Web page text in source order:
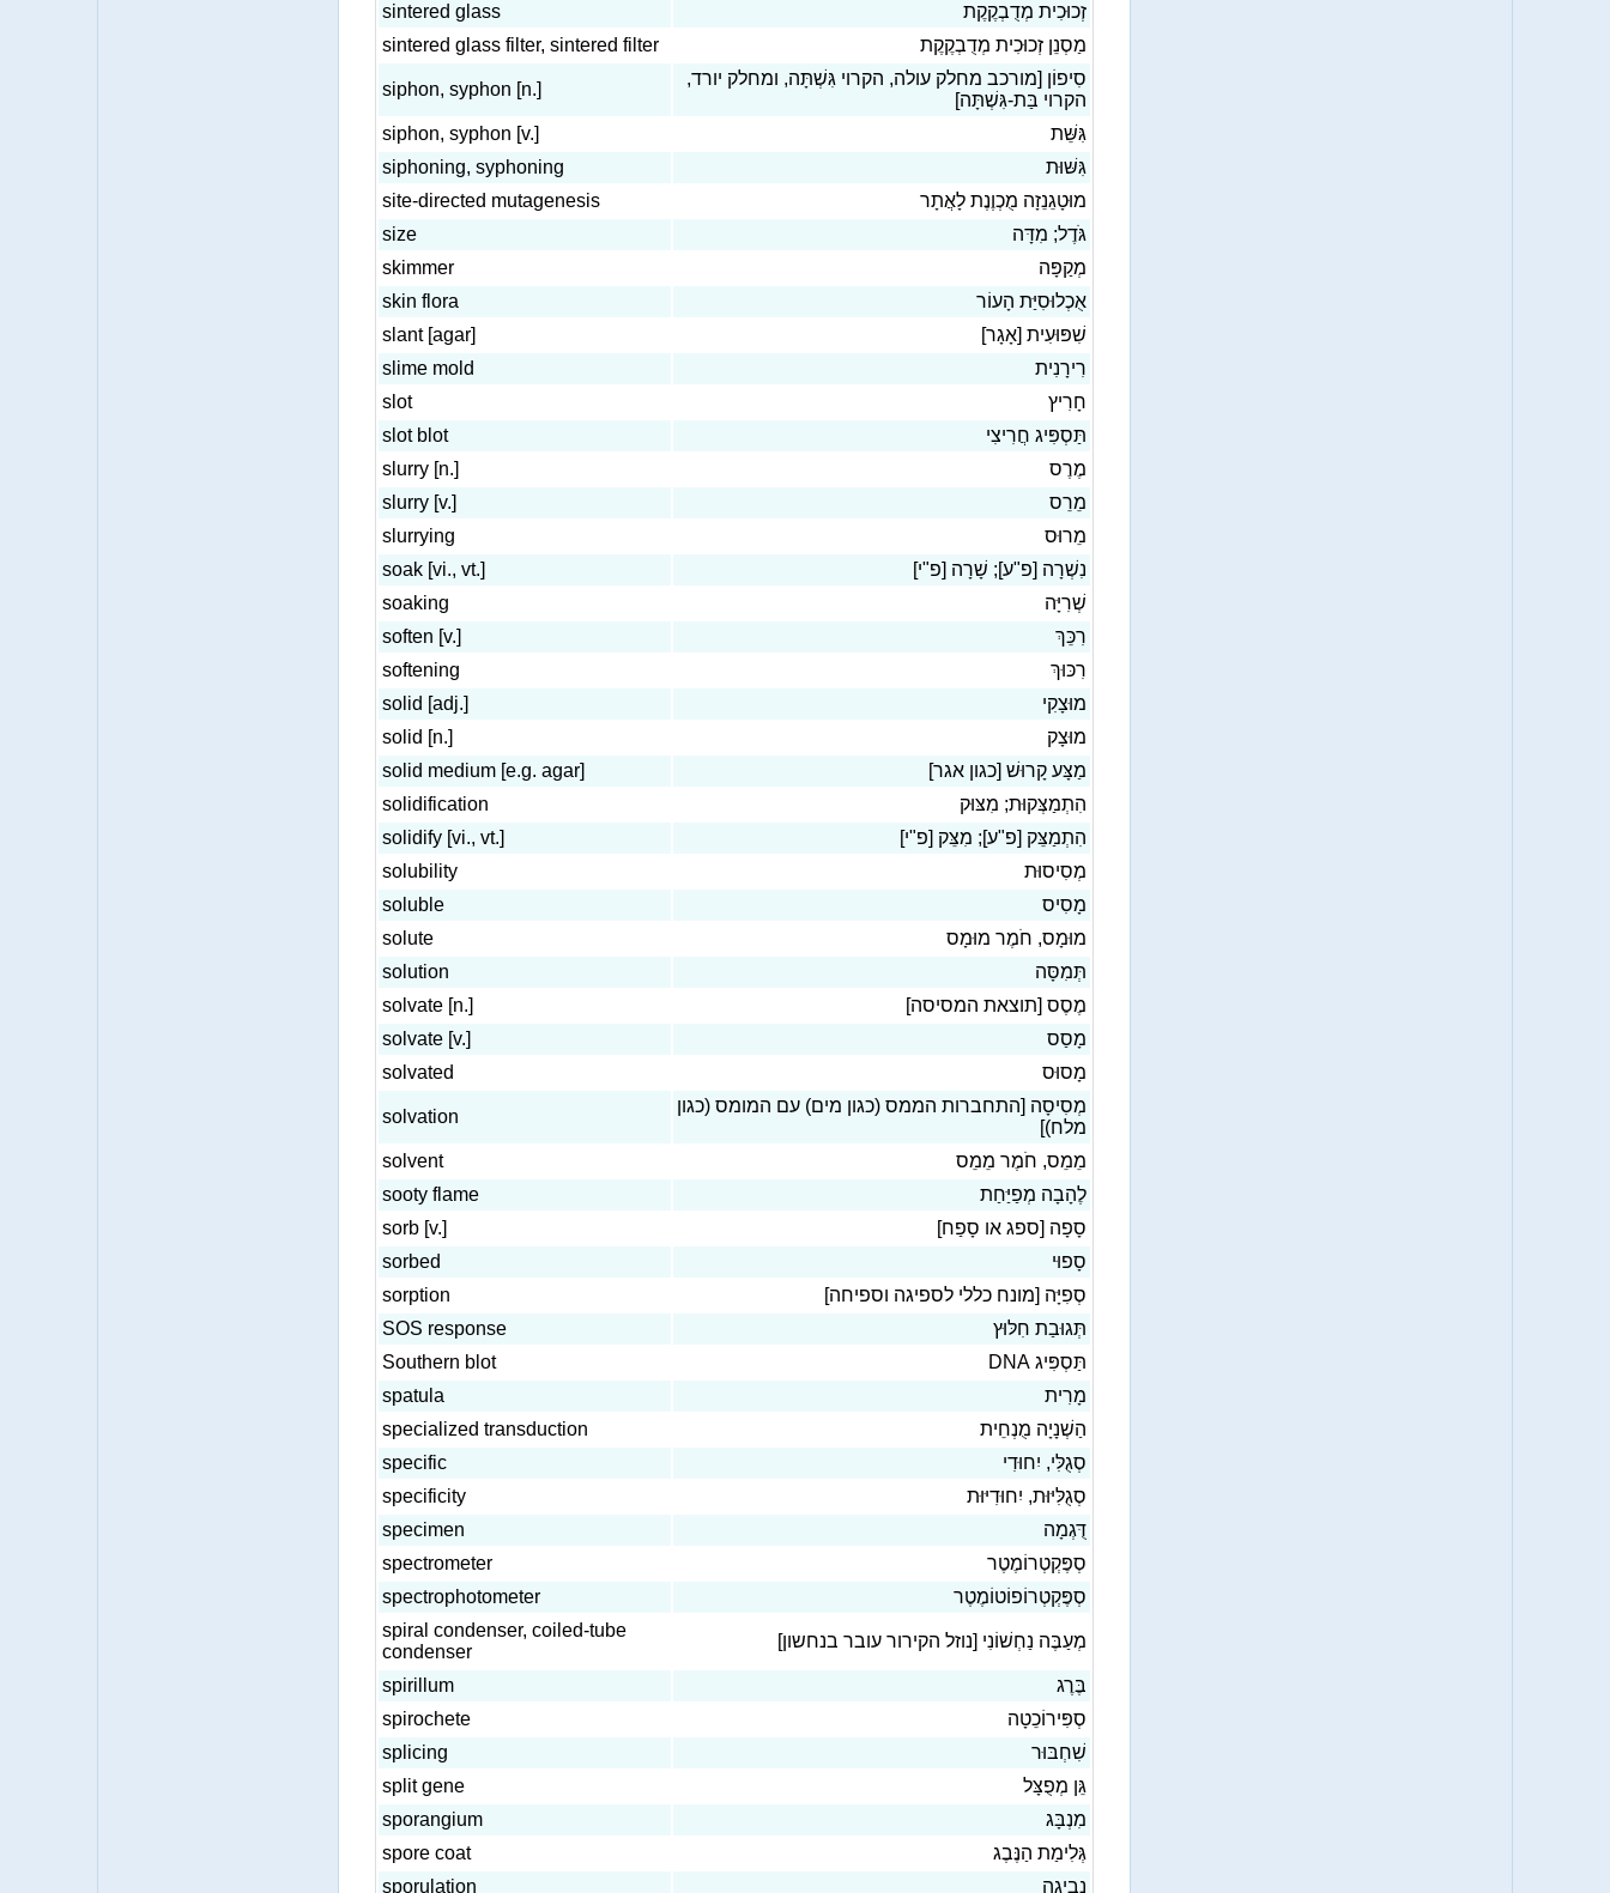
sintered glass
זְכוּכִית מְדֻבְקֶקֶת
sintered glass filter, sintered filter
מַסְנֵן זְכוּכִית מְדֻבְקֶקֶת
siphon, syphon [n.]
סִיפוֹן [מורכב מחלק עולה, הקרוי גִּשְׁתָּה, ומחלק יורד,
הקרוי בַּת-גִּשְׁתָּה]
siphon, syphon [v.]
גִּשֵּׁת
siphoning, syphoning
גִּשּׁוּת
site-directed mutagenesis
מוּטָגֵנֵזָה מֻכְוֶנֶת לָאֲתָר
size
גֹּדֶל; מִדָּה
skimmer
מְקַפָּה
skin flora
אֻכְלוּסִיַּת הָעוֹר
slant [agar]
שִׁפּוּעִית [אָגָר]
slime mold
רִירָנִית
slot
חָרִיץ
slot blot
תַּסְפִּיג חֲרִיצִי
slurry [n.]
מֶרֶס
slurry [v.]
מֵרֵס
slurrying
מֵרוּס
soak [vi., vt.]
נִשְׁרָה [פ"ע]; שָׁרָה [פ"י]
soaking
שְׁרִיָּה
soften [v.]
רִכֵּךְ
softening
רִכּוּךְ
solid [adj.]
מוּצָקִי
solid [n.]
מוּצָק
solid medium [e.g. agar]
מַצָּע קָרוּשׁ [כגון אגר]
solidification
הִתְמַצְּקוּת; מִצּוּק
solidify [vi., vt.]
הִתְמַצֵּק [פ"ע]; מִצֵּק [פ"י]
solubility
מְסִיסוּת
soluble
מָסִיס
solute
מוּמָס, חֹמֶר מוּמָס
solution
תְּמִסָּה
solvate [n.]
מֶסֶס [תוצאת המסיסה]
solvate [v.]
מָסַס
solvated
מָסוּס
solvation
מְסִיסָה [התחברות הממס (כגון מים) עם המומס (כגון
מלח)]
solvent
מֵמֵס, חֹמֶר מֵמֵס
sooty flame
לֶהָבָה מְפַיַּחַת
sorb [v.]
סָפָה [ספג או סָפַח]
sorbed
סָפוּי
sorption
סְפִיָּה [מונח כללי לספיגה וספיחה]
SOS response
תְּגוּבַת חִלּוּץ
Southern blot
תַּסְפִּיג DNA
spatula
מָרִית
specialized transduction
הַשְׁנָיָה מֻנְחֵית
specific
סְגֻלִּי, יִחוּדִי
specificity
סְגֻלִּיּוּת, יִחוּדִיּוּת
specimen
דֻּגְמָה
spectrometer
סְפֶּקְטְרוֹמֶטֶר
spectrophotometer
סְפֶּקְטְרוֹפוֹטוֹמֶטֶר
spiral condenser, coiled-tube
condenser
מְעַבֶּה נַחְשׁוֹנִי [נוזל הקירור עובר בנחשון]
spirillum
בֶּרֶג
spirochete
סְפִּירוֹכֵטָה
splicing
שִׁחְבּוּר
split gene
גֵּן מְפֻצָּל
sporangium
מִנְבָּג
spore coat
גְּלִימַת הַנֶּבֶג
sporulation
נְבִיגָה